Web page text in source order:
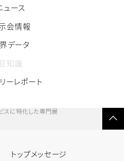
ュース
会情報
データ
知識
ーレポート
先
会
トップメッセージ